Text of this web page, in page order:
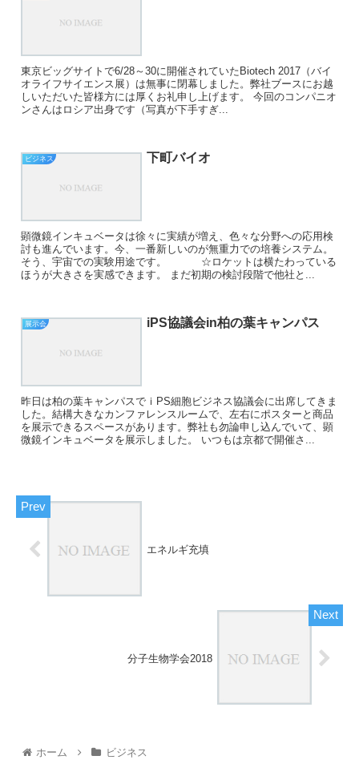
東京ビッグサイトで6/28～30に開催されていたBiotech 2017（バイ
オライフサイエンス展）は無事に閉幕しました。弊社ブースにお越
しいただいた皆様方には厚くお礼申し上げます。 今回のコンパニオ
ンさんはロシア出身です（写真が下手すぎ...
ビジネス 下町バイオ
顕微鏡インキュベータは徐々に実績が増え、色々な分野への応用検
討も進んでいます。今、一番新しいのが無重力での培養システム。
そう、宇宙での実験用途です。 ☆ロケットは横たわっている
ほうが大きさを実感できます。 まだ初期の検討段階で他社と...
展示会 iPS協議会in柏の葉キャンパス
昨日は柏の葉キャンパスでｉPS細胞ビジネス協議会に出席してきま
した。結構大きなカンファレンスルームで、左右にポスターと商品
を展示できるスペースがあります。弊社も勿論申し込んでいて、顕
微鏡インキュベータを展示しました。 いつもは京都で開催さ...
エネルギ充填
分子生物学会2018
ホーム ビジネス